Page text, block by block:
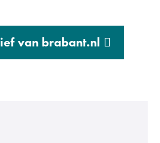
van brabant.nl (verwijst
naar